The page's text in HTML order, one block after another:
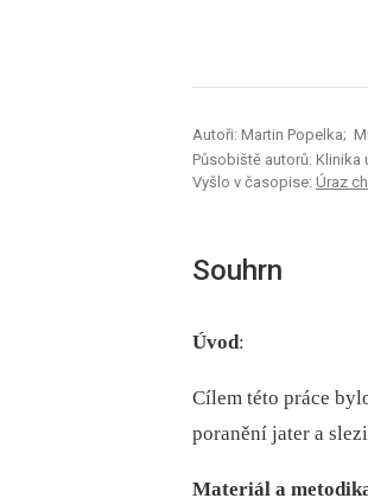
Autoři: Martin Popelka;
Působiště autorů: Klinika
Vyšlo v časopise: Úraz
Souhrn
Úvod:
Cílem této práce
poranění jater a
Materiál a